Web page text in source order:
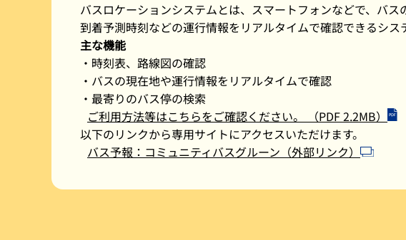
バスロケーションシステムとは、スマートフォンなどで、バス
到着予測時刻などの運行情報をリアルタイムで確認できるシス
主な機能
・時刻表、路線図の確認
・バスの現在地や運行情報をリアルタイムで確認
・最寄りのバス停の検索
ご利用方法等はこちらをご確認ください。 （PDF 2.2MB）
以下のリンクから専用サイトにアクセスいただけます。
バス予報：コミュニティバスグルーン（外部リンク）